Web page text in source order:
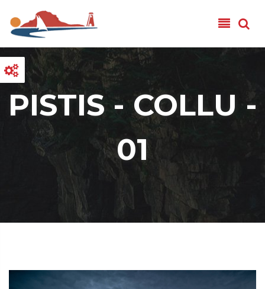
Salta al contenuto principale
PISTIS - COLLU -
01